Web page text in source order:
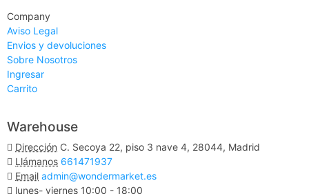
Company
Aviso Legal
Envios y devoluciones
Sobre Nosotros
Ingresar
Carrito
Warehouse
Dirección C. Secoya 22, piso 3 nave 4, 28044, Madrid
Llámanos 661471937
Email admin@wondermarket.es
lunes- viernes 10:00 - 18:00